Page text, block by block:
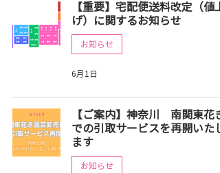
【重要】宅配便送料改定（値上
げ）に関するお知らせ
お知らせ
6月1日
【ご案内】神奈川 南関東花き
での引取サービスを再開いたし
ます
お知らせ